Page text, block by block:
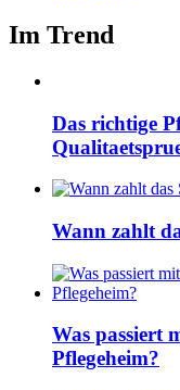
Im Trend
Das richtige
Wann zahlt
Was passiert
Pflegeheim?